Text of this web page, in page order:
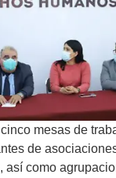
mesas de
de
así como